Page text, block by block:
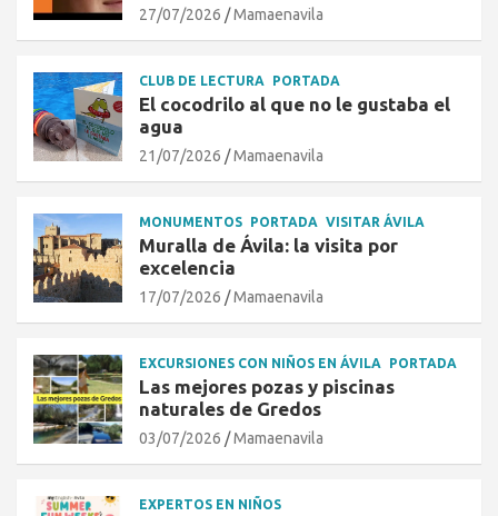
27/07/2026 Mamaenavila
CLUB DE LECTURA PORTADA
El cocodrilo al que no le gustaba el
agua
21/07/2026 Mamaenavila
MONUMENTOS PORTADA VISITAR ÁVILA
Muralla de Ávila: la visita por
excelencia
17/07/2026 Mamaenavila
EXCURSIONES CON NIÑOS EN ÁVILA PORTADA
Las mejores pozas y piscinas
naturales de Gredos
03/07/2026 Mamaenavila
EXPERTOS EN NIÑOS